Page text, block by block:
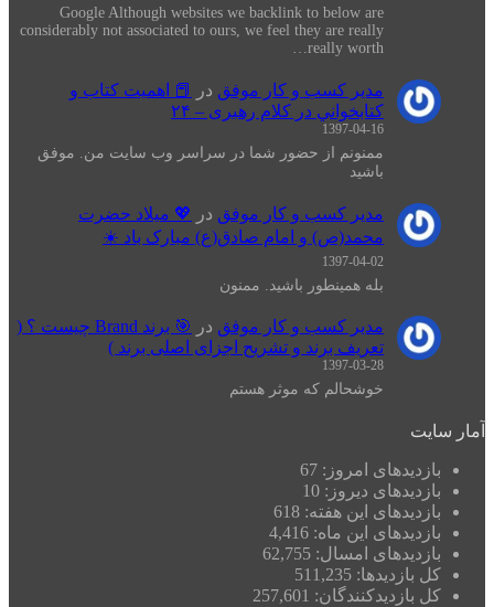
Google Although websites we backlink to below are
considerably not associated to ours, we feel they are really
really worth…
مدیر کسب و کار موفق در
📕 اهميت كتاب و
كتابخواني در كلام رهبری – ۲۴
1397-04-16
ممنونم از حضور شما در سراسر وب سایت من. موفق
باشید
مدیر کسب و کار موفق در
💖 میلاد حضرت
محمد(ص) و امام صادق(ع) مبارک باد ☀️
1397-04-02
بله همینطور باشید. ممنون
مدیر کسب و کار موفق در
🎯 برند Brand چیست ؟ (
تعریف برند و تشریح اجزای اصلی برند )
1397-03-28
خوشحالم که موثر هستم
آمار سایت
بازدیدهای امروز: 67
بازدیدهای دیروز: 10
بازدیدهای این هفته: 618
بازدیدهای این ماه: 4,416
بازدیدهای امسال: 62,755
کل بازدیدها: 511,235
کل بازدیدکنند‌گان: 257,601